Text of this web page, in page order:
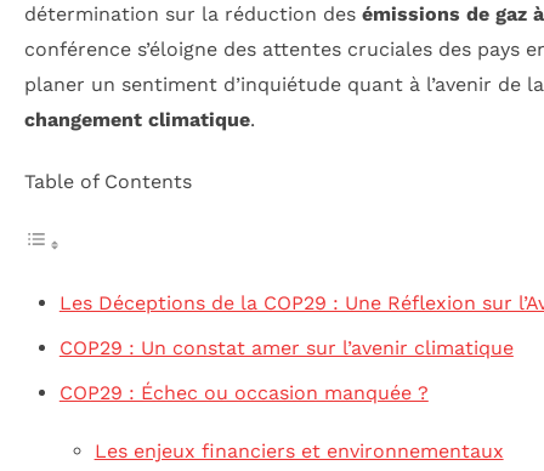
détermination sur la réduction des émissions de gaz
conférence s’éloigne des attentes cruciales des pays
planer un sentiment d’inquiétude quant à l’avenir de
changement climatique.
Table of Contents
Les Déceptions de la COP29 : Une Réflexion sur
COP29 : Un constat amer sur l’avenir climatique
COP29 : Échec ou occasion manquée ?
Les enjeux financiers et environnementaux